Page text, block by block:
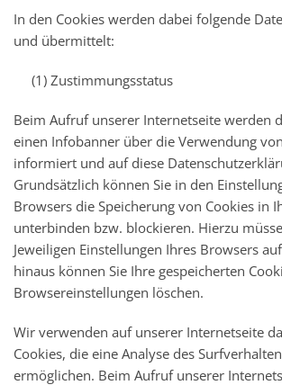
In den Cookies werden dabei folgende
und übermittelt:
(1) Zustimmungsstatus
Beim Aufruf unserer Internetseite werden
einen Infobanner über die Verwendung
informiert und auf diese
Grundsätzlich können Sie in den
Browsers die Speicherung von Cookies in
unterbinden bzw. blockieren. Hierzu
Jeweiligen Einstellungen Ihres Browsers
hinaus können Sie Ihre gespeicherten
Browsereinstellungen löschen.
Wir verwenden auf unserer Internetseite
Cookies, die eine Analyse des
ermöglichen. Beim Aufruf unserer